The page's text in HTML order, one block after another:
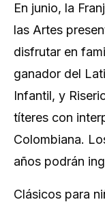
En junio, la
las Artes
disfrutar en
ganador del
Infantil, y
títeres con
Colombiana.
años podrán
Clásicos para